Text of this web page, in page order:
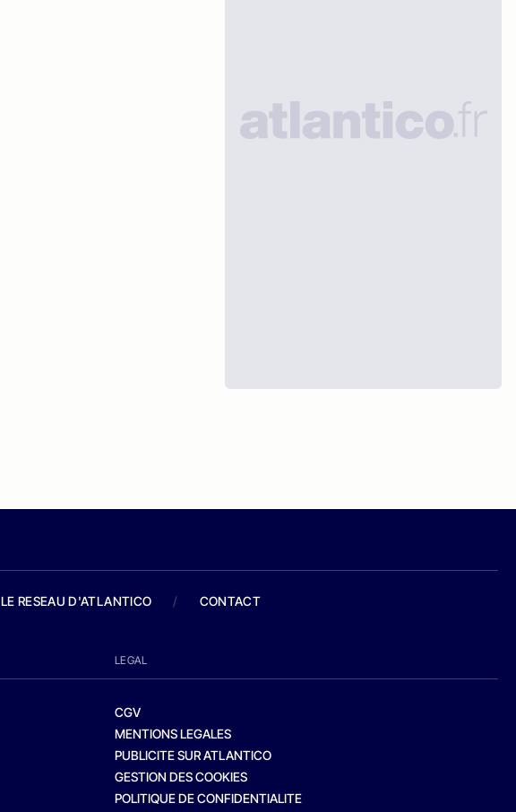
LE RESEAU D'ATLANTICO / CONTACT
LEGAL
CGV
MENTIONS LEGALES
PUBLICITE SUR ATLANTICO
GESTION DES COOKIES
POLITIQUE DE CONFIDENTIALITE